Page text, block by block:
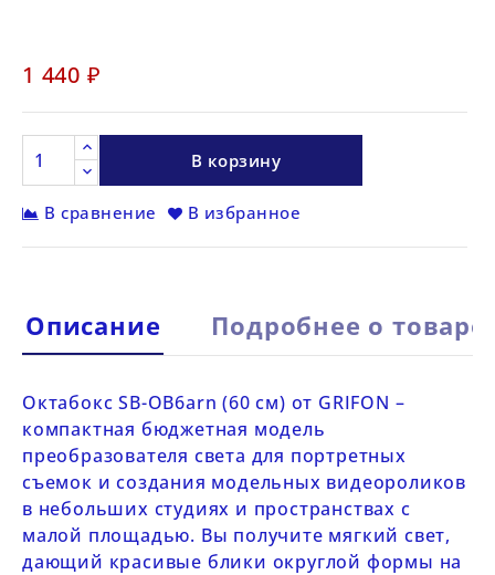
1 440 ₽
В корзину
В сравнение В избранное
Описание Подробнее о товаре
ОктабоксSB-OB6arn (60 см) от GRIFON –
компактная бюджетная модель
преобразователя света для портретных
съемок и создания модельных видеороликов
в небольших студиях и пространствах с
малой площадью. Вы получите мягкий свет,
дающий красивые блики округлой формы на